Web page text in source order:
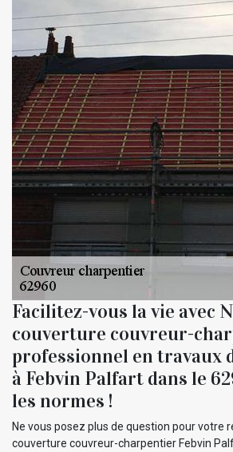
Facilitez-vous la vie avec
couverture couvreur-
professionnel en travaux
à Febvin Palfart dans le
les normes !
Ne vous posez plus de question pour votre
couverture couvreur-charpentier Febvin